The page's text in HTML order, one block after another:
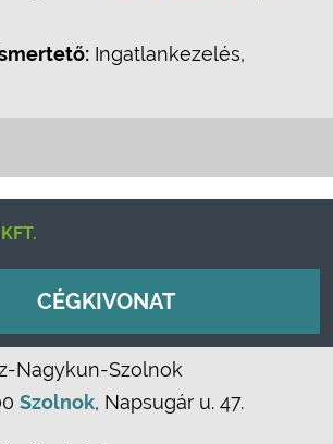
Ingatlankezelés,
CÉGKIVONAT
Nagykun-Szolnok
Szolnok, Napsugár u. 47.